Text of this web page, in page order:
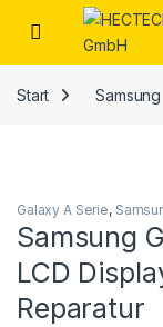
Open
Start Samsung
Galaxy A Serie,
Samsung
LCD
Reparatur